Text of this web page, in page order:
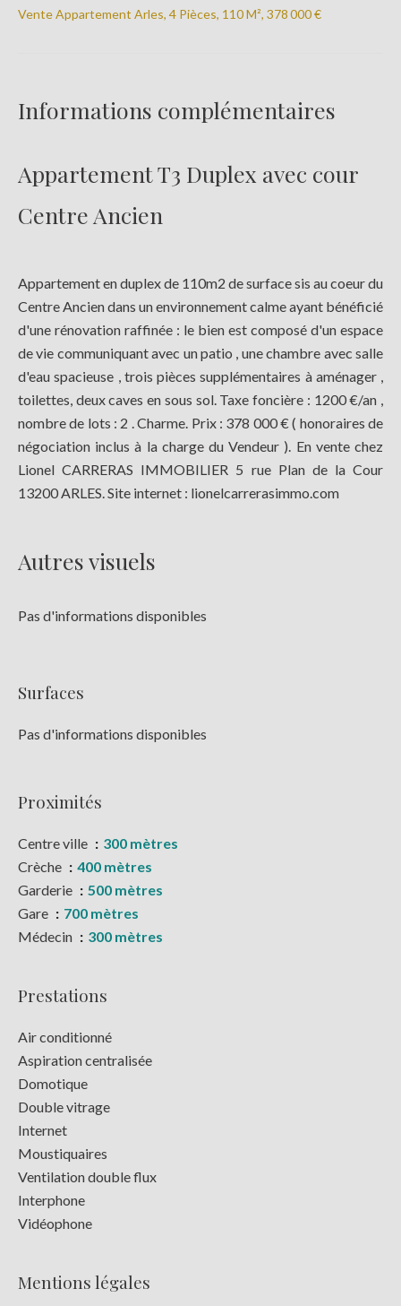
Vente Appartement Arles, 4 Pièces, 110 M², 378 000 €
Informations complémentaires
Appartement T3 Duplex avec cour
Centre Ancien
Appartement en duplex de 110m2 de surface sis au coeur du
Centre Ancien dans un environnement calme ayant bénéficié
d'une rénovation raffinée : le bien est composé d'un espace
de vie communiquant avec un patio , une chambre avec salle
d'eau spacieuse , trois pièces supplémentaires à aménager ,
toilettes, deux caves en sous sol. Taxe foncière : 1200 €/an ,
nombre de lots : 2 . Charme. Prix : 378 000 € ( honoraires de
négociation inclus à la charge du Vendeur ). En vente chez
Lionel CARRERAS IMMOBILIER 5 rue Plan de la Cour
13200 ARLES. Site internet : lionelcarrerasimmo.com
Autres visuels
Pas d'informations disponibles
Surfaces
Pas d'informations disponibles
Proximités
Centre ville
300 mètres
Crèche
400 mètres
Garderie
500 mètres
Gare
700 mètres
Médecin
300 mètres
Prestations
Air conditionné
Aspiration centralisée
Domotique
Double vitrage
Internet
Moustiquaires
Ventilation double flux
Interphone
Vidéophone
Mentions légales